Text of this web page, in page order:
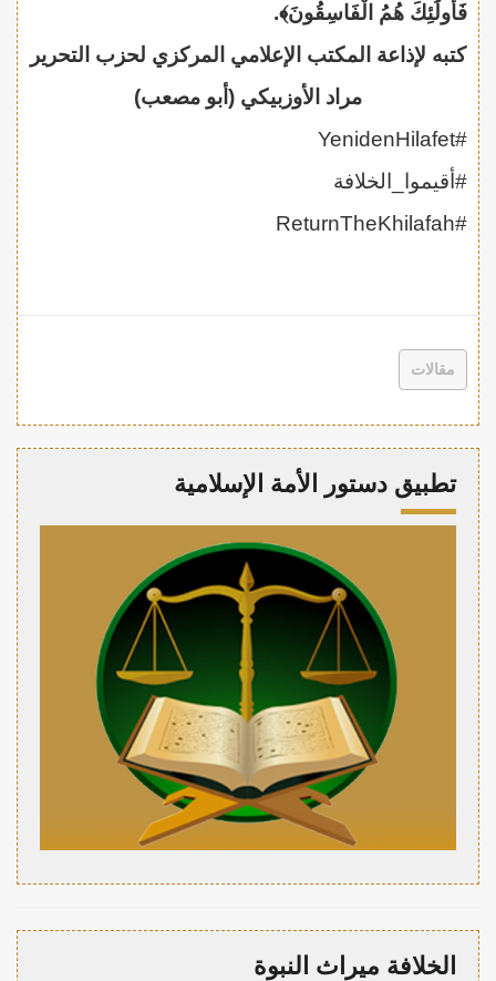
فَأُولَٰئِكَ هُمُ الْفَاسِقُونَ﴾.
كتبه لإذاعة المكتب الإعلامي المركزي لحزب التحرير
مراد الأوزبيكي (أبو مصعب)
#YenidenHilafet
#أقيموا_الخلافة
#ReturnTheKhilafah
مقالات
تطبيق دستور الأمة الإسلامية
الخلافة ميراث النبوة